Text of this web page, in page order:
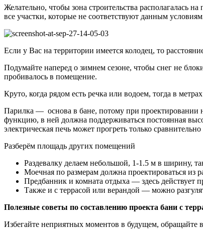
Желательно, чтобы зона строительства располагалась
все участки, которые не соответствуют данным
Если у Вас на территории имеется колодец, то
Подумайте наперед о зимнем сезоне, чтобы снег не
пробивалось в помещение.
Круто, когда рядом есть речка или водоем, тогда в
Парилка — основа в бане, потому при проектировании
функцию, в ней должна поддерживаться постоянная
электрическая печь может прогреть только
Разберём площадь других помещений
Раздевалку делаем небольшой, 1-1.5 м в ширину,
Моечная по размерам должна проектироваться
Предбанник и комната отдыха — здесь действует
Также и с террасой или верандой — можно
Полезные советы по составлению проекта бани с
Избегайте неприятных моментов в будущем, обращайте